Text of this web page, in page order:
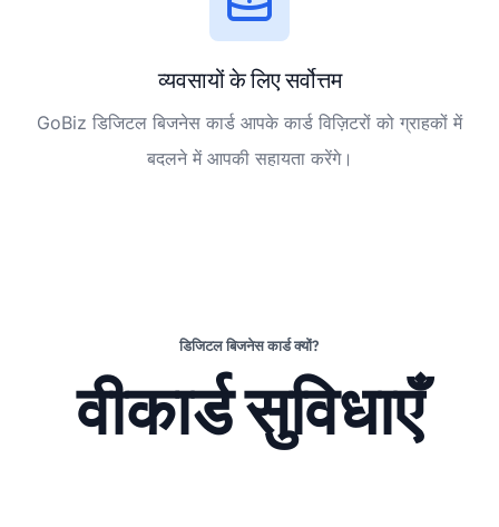
व्यवसायों के लिए सर्वोत्तम
GoBiz डिजिटल बिजनेस कार्ड आपके कार्ड विज़िटरों को ग्राहकों में
बदलने में आपकी सहायता करेंगे।
डिजिटल बिजनेस कार्ड क्यों?
वीकार्ड सुविधाएँ